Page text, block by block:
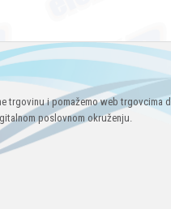
trgovinu i pomažemo web trgovcima
poslovnom okruženju.